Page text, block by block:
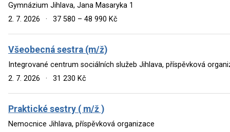
Gymnázium Jihlava, Jana Masaryka 1
2. 7. 2026
· 37 580 – 48 990 Kč
Všeobecná sestra (m/ž)
Integrované centrum sociálních služeb Jihlava, příspěvková
2. 7. 2026
· 31 230 Kč
Praktické sestry ( m/ž )
Nemocnice Jihlava, příspěvková organizace